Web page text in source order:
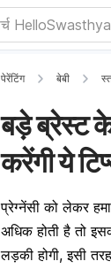
पेरेंटिंग बेबी
बड़े ब्रेस्ट
करेंगी ये
प्रेग्नेंसी को लेकर
अधिक होती है तो
लड़की होगी, इसी